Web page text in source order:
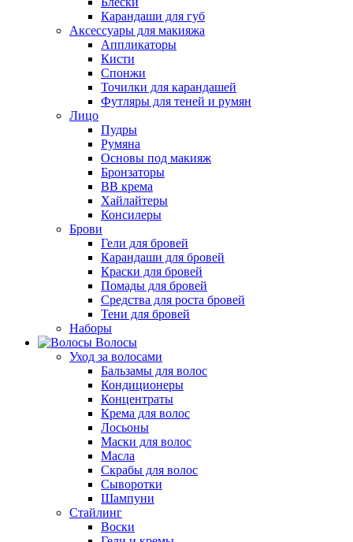
Карандаши для губ
Аксессуары для макияжа
Аппликаторы
Кисти
Спонжи
Точилки для карандашей
Футляры для теней и румян
Лицо
Пудры
Румяна
Основы под макияж
Бронзаторы
BB крема
Хайлайтеры
Консилеры
Брови
Гели для бровей
Карандаши для бровей
Краски для бровей
Помады для бровей
Средства для роста бровей
Тени для бровей
Наборы
Волосы
Уход за волосами
Бальзамы для волос
Кондиционеры
Концентраты
Крема для волос
Лосьоны
Маски для волос
Масла
Скрабы для волос
Сыворотки
Шампуни
Стайлинг
Воски